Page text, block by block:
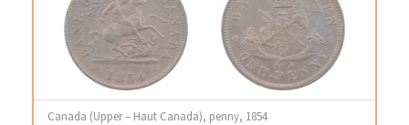
Canada (Upper – Haut Canada), penny, 1854